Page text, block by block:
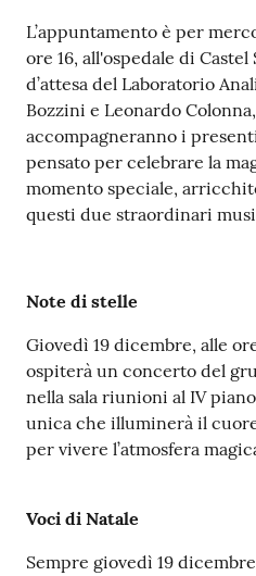
Scuole
Imprese
ed Enti
Seguici
su
L’appuntamento è per
ore 16, all'ospedale di Castel
d’attesa del Laboratorio
Bozzini e Leonardo
accompagneranno i
pensato per celebrare la
momento speciale,
questi due straordinari
Note di stelle
Giovedì 19 dicembre, alle
ospiterà un concerto del
nella sala riunioni al IV
unica che illuminerà il
per vivere l’atmosfera
Voci di Natale
Sempre giovedì 19